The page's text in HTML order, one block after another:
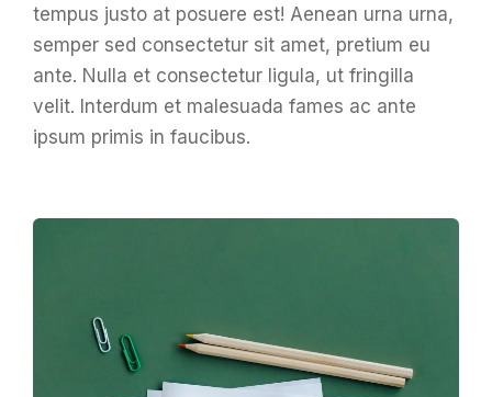
tempus justo at posuere est! Aenean urna urna,
semper sed consectetur sit amet, pretium eu
ante. Nulla et consectetur ligula, ut fringilla
velit. Interdum et malesuada fames ac ante
ipsum primis in faucibus.